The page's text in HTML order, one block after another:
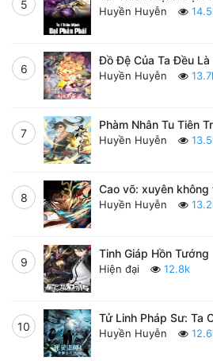
5 Huyền Huyễn
6
Đồ Đệ Của Ta Đều Là
Huyền Huyễn
7
Phàm Nhân Tu Tiên
Huyền Huyễn
8
Cao võ: xuyên
Huyền Huyễn
9
Tinh Giáp Hồn Tướng
Hiện đại 12.8k
10
Tử Linh Pháp Sư: Ta
Huyền Huyễn